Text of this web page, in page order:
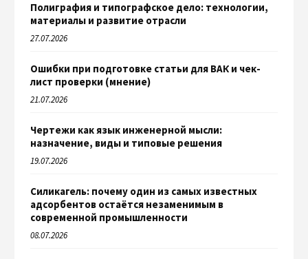
Полиграфия и типографское дело: технологии,
материалы и развитие отрасли
27.07.2026
Ошибки при подготовке статьи для ВАК и чек-
лист проверки (мнение)
21.07.2026
Чертежи как язык инженерной мысли:
назначение, виды и типовые решения
19.07.2026
Силикагель: почему один из самых известных
адсорбентов остаётся незаменимым в
современной промышленности
08.07.2026